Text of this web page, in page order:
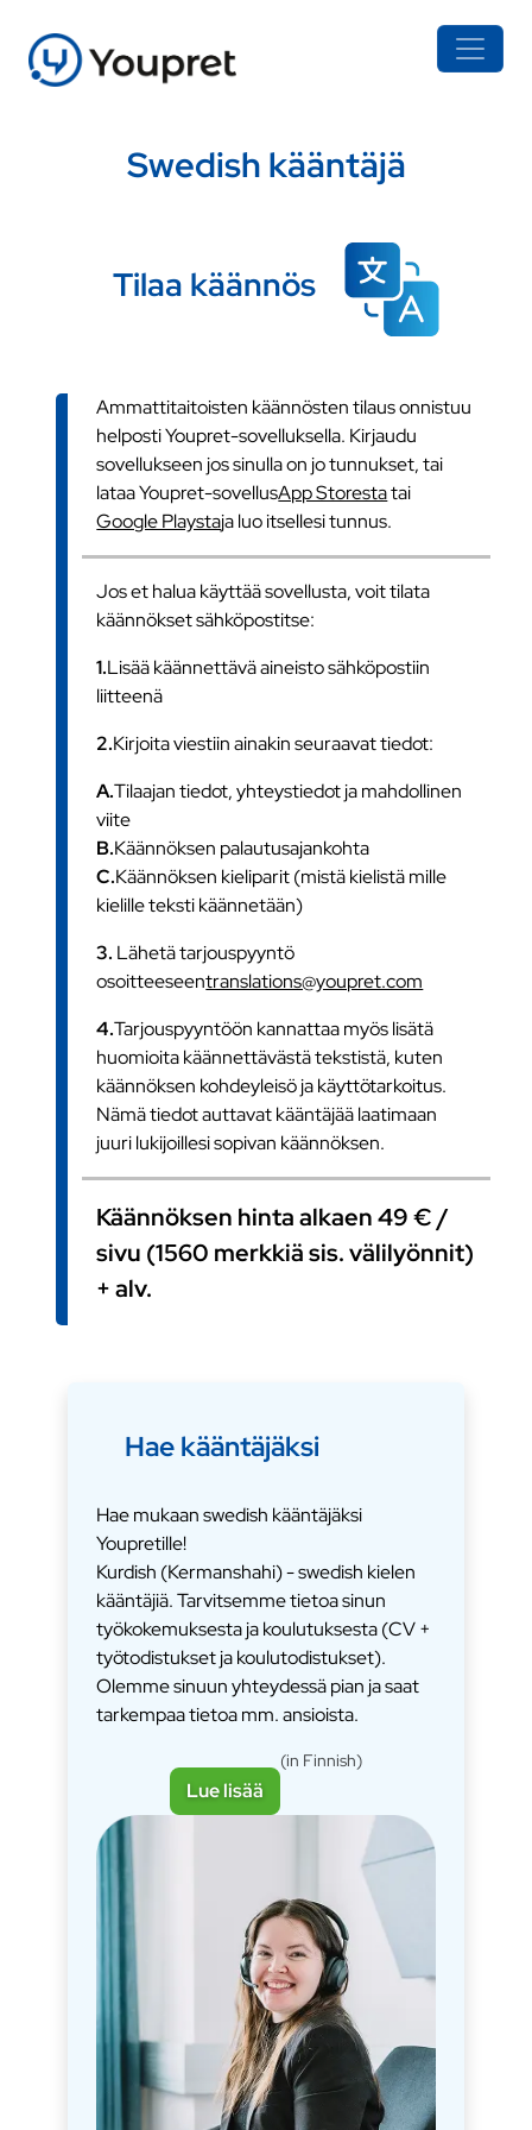
Swedish kääntäjä
Tilaa käännös
Ammattitaitoisten käännösten tilaus onnistuu
helposti Youpret-sovelluksella. Kirjaudu
sovellukseen jos sinulla on jo tunnukset, tai
lataa Youpret-sovellusApp Storestatai
Google Playstaja luo itsellesi tunnus.
Jos et halua käyttää sovellusta, voit tilata
käännökset sähköpostitse:
1.Lisää käännettävä aineisto sähköpostiin
liitteenä
2.Kirjoita viestiin ainakin seuraavat tiedot:
A.Tilaajan tiedot, yhteystiedot ja mahdollinen
viite
B.Käännöksen palautusajankohta
C.Käännöksen kieliparit (mistä kielistä mille
kielille teksti käännetään)
3. Lähetä tarjouspyyntö
osoitteeseentranslations@youpret.com
4.Tarjouspyyntöön kannattaa myös lisätä
huomioita käännettävästä tekstistä, kuten
käännöksen kohdeyleisö ja käyttötarkoitus.
Nämä tiedot auttavat kääntäjää laatimaan
juuri lukijoillesi sopivan käännöksen.
Käännöksen hinta alkaen 49 € /
sivu (1560 merkkiä sis. välilyönnit)
+ alv.
Hae kääntäjäksi
Hae mukaan swedish kääntäjäksi
Youpretille!
Kurdish (Kermanshahi) - swedish kielen
kääntäjiä. Tarvitsemme tietoa sinun
työkokemuksesta ja koulutuksesta (CV +
työtodistukset ja koulutodistukset).
Olemme sinuun yhteydessä pian ja saat
tarkempaa tietoa mm. ansioista.
Lue lisää
(in Finnish)